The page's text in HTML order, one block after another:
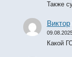
Также
Виктор
Какой